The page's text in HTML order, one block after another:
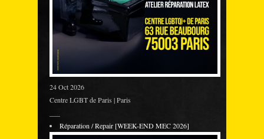
24 Oct 2026
Centre LGBT de Paris | Paris
Réparation / Repair [WEEK-END MEC 2026]